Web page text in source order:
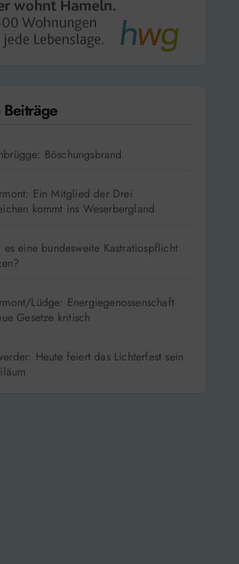
Böschungsbrand
Ein Mitglied der Drei
kommt ins Weserbergland
es eine bundesweite Kastratiospflicht
Lüdge: Energiegenossenschaft
Gesetze kritisch
Heute feiert das Lichterfest sein